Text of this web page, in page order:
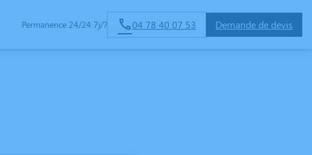
Permanence 24/24 7j/7 04 78 40 07 53 Demande de devis
PERSONALISEES